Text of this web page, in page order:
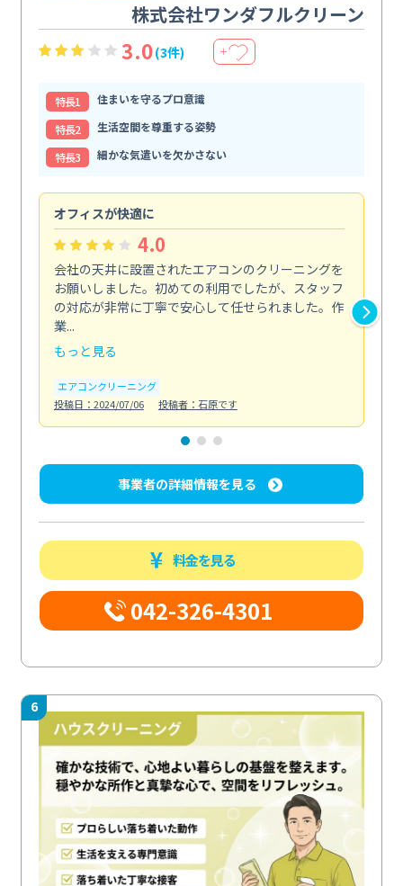
株式会社ワンダフルクリーン
3.0(3件) ＋
特⻑1
住まいを守るプロ意識
特⻑2
生活空間を尊重する姿勢
特⻑3
細かな気遣いを欠かさない
オフィスが快適に
4.0
会社の天井に設置されたエアコンのクリーニングを
お願いしました。初めての利用でしたが、スタッフ
の対応が非常に丁寧で安心して任せられました。作
業...
もっと見る
エアコンクリーニング
投稿日：2024/07/06
投稿者：石原です
事業者の詳細情報を見る
料金を見る
042-326-4301
6